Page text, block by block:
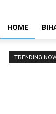
HOME
TRENDING